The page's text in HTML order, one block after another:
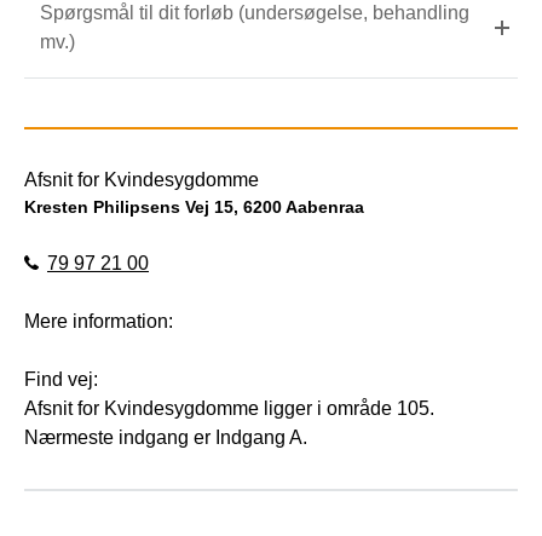
Spørgsmål til dit forløb (undersøgelse, behandling
mv.)
Afsnit for Kvindesygdomme
Kresten Philipsens Vej 15, 6200 Aabenraa
79 97 21 00
Mere information:
Find vej:
Afsnit for Kvindesygdomme ligger i område 105.
Nærmeste indgang er Indgang A.